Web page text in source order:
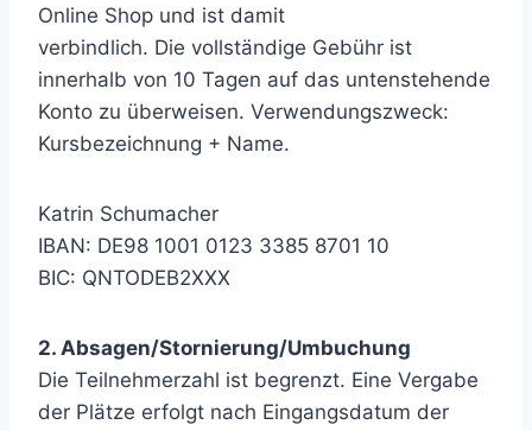
Online Shop und ist damit
verbindlich. Die vollständige Gebühr ist
innerhalb von 10 Tagen auf das untenstehende
Konto zu überweisen. Verwendungszweck:
Kursbezeichnung + Name.
Katrin Schumacher
IBAN: DE98 1001 0123 3385 8701 10
BIC: QNTODEB2XXX
2. Absagen/Stornierung/Umbuchung
Die Teilnehmerzahl ist begrenzt. Eine Vergabe
der Plätze erfolgt nach Eingangsdatum der